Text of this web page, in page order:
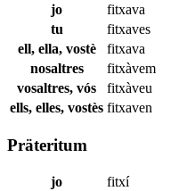
jo
fitxava
tu
fitxaves
ell, ella, vostè
fitxava
nosaltres
fitxàvem
vosaltres, vós
fitxàveu
ells, elles, vostès fitxaven
Präteritum
jo
fitxí